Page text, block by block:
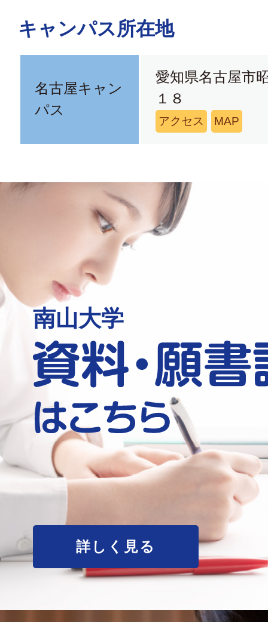
キャンパス所在地
名古屋キャン
パス
愛知県名古屋市
１８
アクセス MAP
南山大学
詳しく見る